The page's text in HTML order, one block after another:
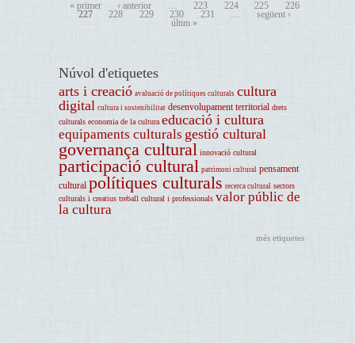
« primer ‹ anterior … 223 224 225
226
227
228 229 230 231 …
següent ›
últim »
Núvol d'etiquetes
arts i creació avaluació de polítiques culturals cultura
digital cultura i sostenibilitat desenvolupament territorial drets
culturals economia de la cultura educació i cultura
equipaments culturals gestió cultural
governança cultural innovació cultural
participació cultural patrimoni cultural pensament
cultural polítiques culturals recerca cultural sectors
culturals i creatius treball cultural i professionals valor públic de
la cultura
més etiquetes